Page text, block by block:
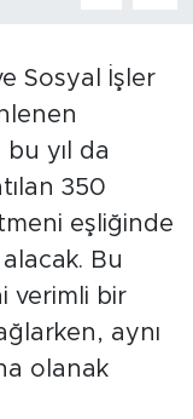
Sosyal İşler
yıl da
350
eşliğinde
Bu
verimli bir
aynı
olanak